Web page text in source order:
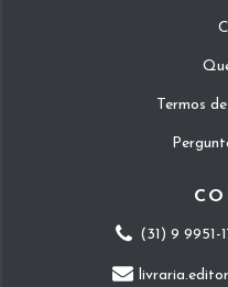
Termos
(31) 9 9951-